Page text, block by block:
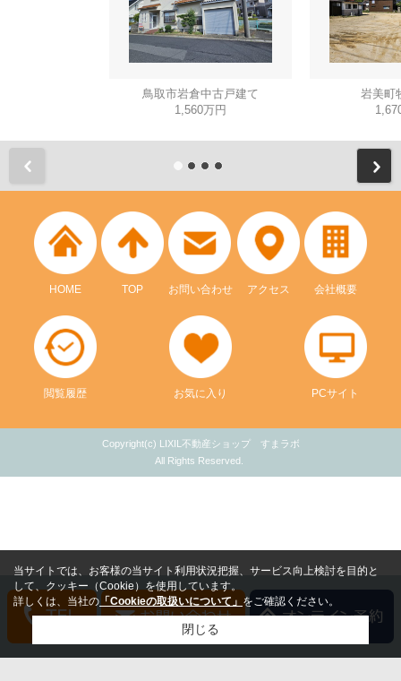
鳥取市岩倉中古戸建て
1,560万円
岩美町
HOME TOP お問い合わせ アクセス 会社概要
閲覧履歴 お気に入り PCサイト
Copyright(c) LIXIL不動産ショップ すまラボ
All Rights Reserved.
当サイトでは、お客様の当サイト利用状況把握、サービス向上検討を目的と
して、クッキー（Cookie）を使用しています。
詳しくは、当社の 「Cookieの取扱いについて」 をご確認ください。
閉じる